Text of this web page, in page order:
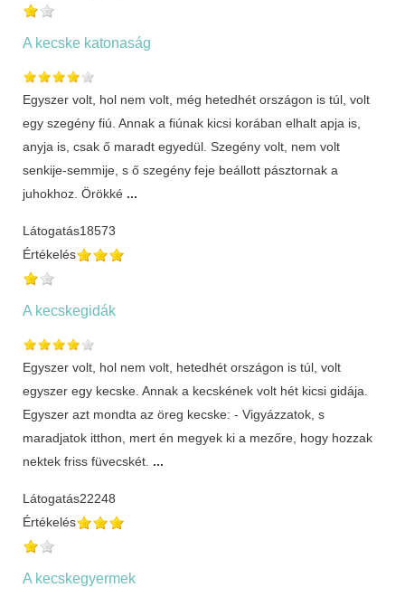
A kecske katonaság
Egyszer volt, hol nem volt, még hetedhét országon is túl, volt
egy szegény fiú. Annak a fiúnak kicsi korában elhalt apja is,
anyja is, csak ő maradt egyedül. Szegény volt, nem volt
senkije-semmije, s ő szegény feje beállott pásztornak a
juhokhoz. Örökké ...
Látogatás18573
Értékelés
A kecskegidák
Egyszer volt, hol nem volt, hetedhét országon is túl, volt
egyszer egy kecske. Annak a kecskének volt hét kicsi gidája.
Egyszer azt mondta az öreg kecske: - Vigyázzatok, s
maradjatok itthon, mert én megyek ki a mezőre, hogy hozzak
nektek friss füvecskét. ...
Látogatás22248
Értékelés
A kecskegyermek